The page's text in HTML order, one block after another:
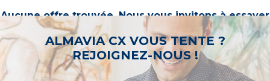
Aucune offre trouvée. Nous vous invitons à essayer
d’autres mots-clés ou à sélectionner un « métier ».
ALMAVIA CX VOUS TENTE ?
REJOIGNEZ-NOUS !